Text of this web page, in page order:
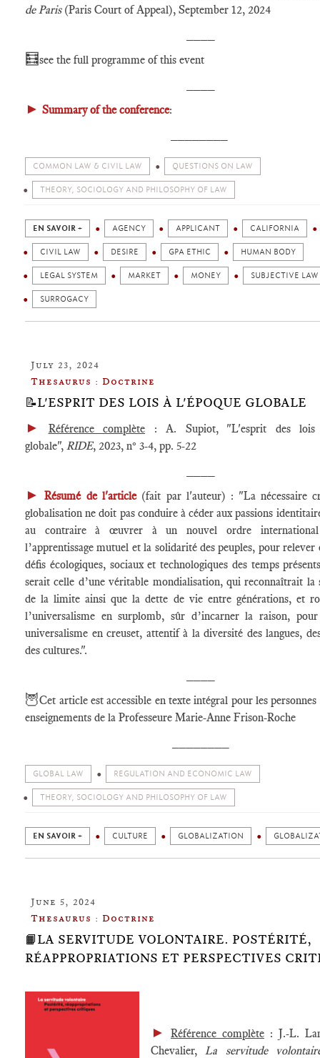
de Paris(Paris Court of Appeal), September 12, 2024
🧮see the full programme of this event
► Summary of the conference:
COMMON LAW & CIVIL LAW QUESTIONS ON LAW
THEORY, SOCIOLOGY AND PHILOSOPHY OF LAW
EN SAVOIR + AGENCY APPLICANT CALIFORNIA
CIVIL LAW DESIRE GPA ETHIC HUMAN BODY
LEGAL SYSTEM MARKET MONEY SUBJECTIVE LAW
SURROGACY
July 23, 2024
Thesaurus : Doctrine
📝L'ESPRIT DES LOIS À L'ÉPOQUE GLOBALE
► Référence complète : A. Supiot, "L'esprit des lois
globale", RIDE, 2023, n° 3-4, pp. 5-22
►Résumé de l'article(fait par l'auteur) : "La nécessaire
globalisation ne doit pas conduire à céder aux passions
au contraire à œuvrer à un nouvel ordre
l’apprentissage mutuel et la solidarité des peuples, pour relever
défis écologiques, sociaux et technologiques des temps
serait celle d’une véritable mondialisation, qui reconnaîtrait la
de la limite ainsi que la dette de vie entre générations, et
l’universalisme en surplomb, sûr d’incarner la raison,
universalisme en creuset, attentif à la diversité des langues,
des cultures.".
🦉Cet article est accessible en texte intégral pour les
enseignements de la Professeure Marie-Anne Frison-Roche
GLOBAL LAW REGULATION AND ECONOMIC LAW
THEORY, SOCIOLOGY AND PHILOSOPHY OF LAW
EN SAVOIR + CULTURE GLOBALIZATION
June 5, 2024
Thesaurus : Doctrine
📙LA SERVITUDE VOLONTAIRE. POSTÉRITÉ,
RÉAPPROPRIATIONS ET PERSPECTIVES
► Référence complète : J.-L.
Chevalier,La servitude